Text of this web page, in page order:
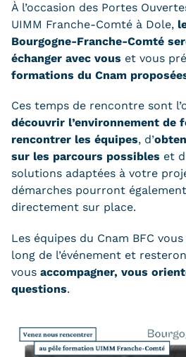
Catalogue national
Équivalences,
suites de parcours
Modalités d'enseignement
Formation en
Alternance
Enseignement à
l'Expérience (VAE)
Validation des
Validation des
À l’occasion des Portes
UIMM Franche-Comté à Dole,
Bourgogne-Franche-Comté
échanger avec vous et vous
formations du Cnam
Ces temps de rencontre sont
découvrir l’environnement de
rencontrer les équipes, d’
sur les parcours possibles et
solutions adaptées à votre
démarches pourront
directement sur place.
Les équipes du Cnam BFC
long de l’événement et
vous accompagner, vous
questions.